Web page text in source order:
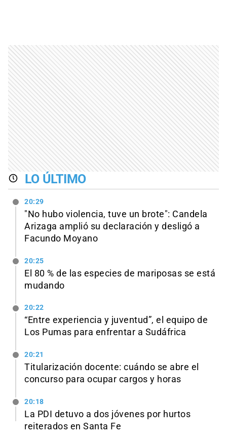
LO ÚLTIMO
20:29
"No hubo violencia, tuve un brote": Candela
Arizaga amplió su declaración y desligó a
Facundo Moyano
20:25
El 80 % de las especies de mariposas se está
mudando
20:22
“Entre experiencia y juventud”, el equipo de
Los Pumas para enfrentar a Sudáfrica
20:21
Titularización docente: cuándo se abre el
concurso para ocupar cargos y horas
20:18
La PDI detuvo a dos jóvenes por hurtos
reiterados en Santa Fe